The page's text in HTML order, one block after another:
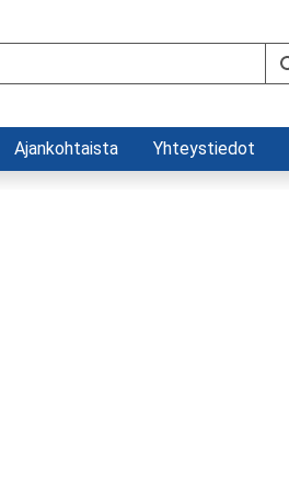
Ajankohtaista Yhteystiedot